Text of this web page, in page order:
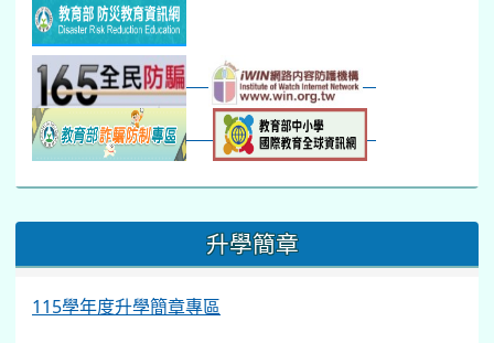
::: 升學簡章
115學年度升學簡章專區